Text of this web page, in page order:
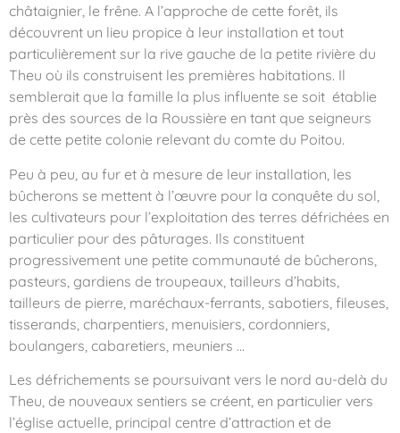
châtaignier, le frêne. A l’approche de cette forêt, ils
découvrent un lieu propice à leur installation et tout
particulièrement sur la rive gauche de la petite rivière du
Theu où ils construisent les premières habitations. Il
semblerait que la famille la plus influente se soit établie
près des sources de la Roussière en tant que seigneurs
de cette petite colonie relevant du comte du Poitou.
Peu à peu, au fur et à mesure de leur installation, les
bûcherons se mettent à l’œuvre pour la conquête du sol,
les cultivateurs pour l’exploitation des terres défrichées en
particulier pour des pâturages. Ils constituent
progressivement une petite communauté de bûcherons,
pasteurs, gardiens de troupeaux, tailleurs d’habits,
tailleurs de pierre, maréchaux-ferrants, sabotiers, fileuses,
tisserands, charpentiers, menuisiers, cordonniers,
boulangers, cabaretiers, meuniers …
Les défrichements se poursuivant vers le nord au-delà du
Theu, de nouveaux sentiers se créent, en particulier vers
l’église actuelle, principal centre d’attraction et de